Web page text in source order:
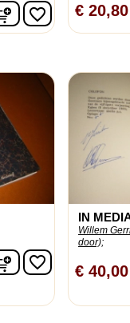
In winkelwagen
favorite_border € 20,80
In winkelwagen
favorite_border
IN
Willem
door);
€ 40,00